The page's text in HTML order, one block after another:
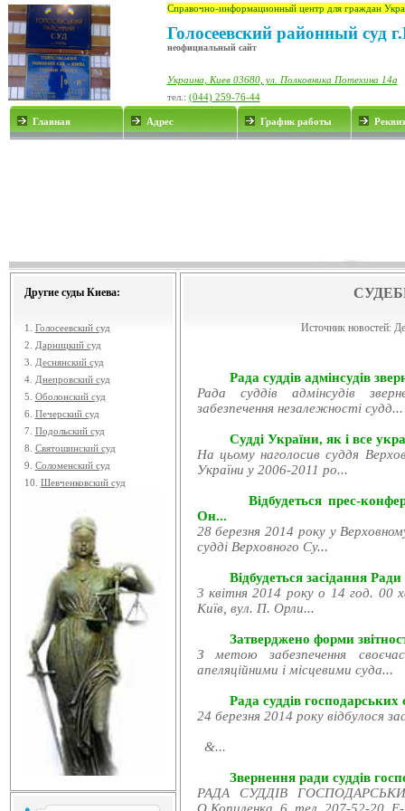
Справочно-информационный центр для граждан
Голосеевский районный суд
неофициальный сайт
Украина, Киев 03680, ул. Полковника Потехина 14а
тел.: (044) 259-76-44
Главная Адрес График работы
Другие суды Киева:
1. Голосеевский суд
2.
Дарницкий суд
3.
Деснянский суд
4. Днепровский суд
5. Оболонский суд
6. Печерский суд
7. Подольский суд
8. Святошинский суд
9. Соломенский суд
10. Шевченковский суд
Источник новостей:
Рада суддів адмінсудів
Рада суддів адмінсудів
забезпечення незалежності судд...
Судді України, як і все
На цьому наголосив суддя
України у 2006-2011 ро...
Відбудеться прес-
Он...
28 березня 2014 року у
судді Верховного Су...
Відбудеться засідання
3 квітня 2014 року о 14 год. 00
Київ, вул. П. Орли...
Затверджено форми
З метою забезпечення
апеляційними і місцевими суда...
Рада суддів господарських
24 березня 2014 року відбулося
&...
Звернення ради суддів
РАДА СУДДІВ